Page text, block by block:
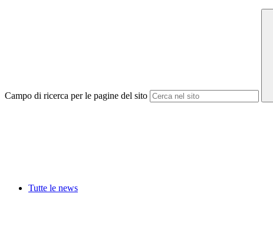
Campo di ricerca per le pagine del sito
Tutte le news